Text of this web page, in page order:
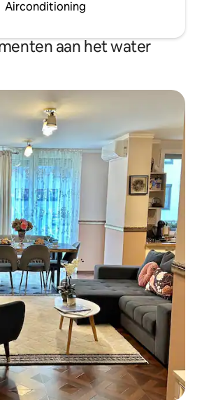
Airconditioning
aan het water